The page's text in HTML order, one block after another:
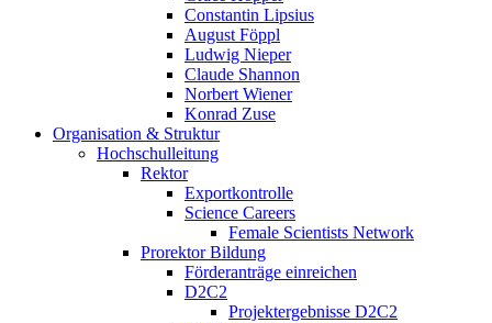
Constantin Lipsius
August Föppl
Ludwig Nieper
Claude Shannon
Norbert Wiener
Konrad Zuse
Organisation & Struktur
Hochschulleitung
Rektor
Exportkontrolle
Science Careers
Female Scientists Network
Prorektor Bildung
Förderanträge einreichen
D2C2
Projektergebnisse D2C2